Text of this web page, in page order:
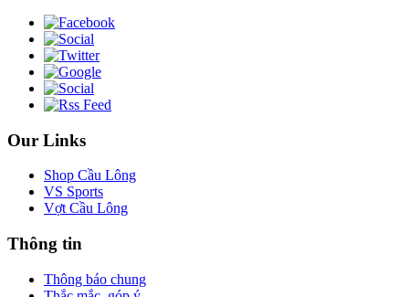
Our Links
Shop Cầu Lông
VS Sports
Vợt Cầu Lông
Thông tin
Thông báo chung